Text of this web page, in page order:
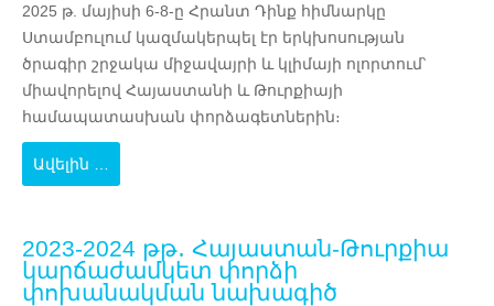
2025 թ. մայիսի 6-8-ը Հրանտ Դինք հիմնարկը
Ստամբուլում կազմակերպել էր երկխոսության
ծրագիր շրջակա միջավայրի և կլիմայի ոլորտում՝
միավորելով Հայաստանի և Թուրքիայի
համապատասխան փորձագետներին։
Ավելին …
2023-2024 թթ․ Հայաստան-Թուրքիա
կարճաժամկետ փորձի
փոխանակման նախագիծ